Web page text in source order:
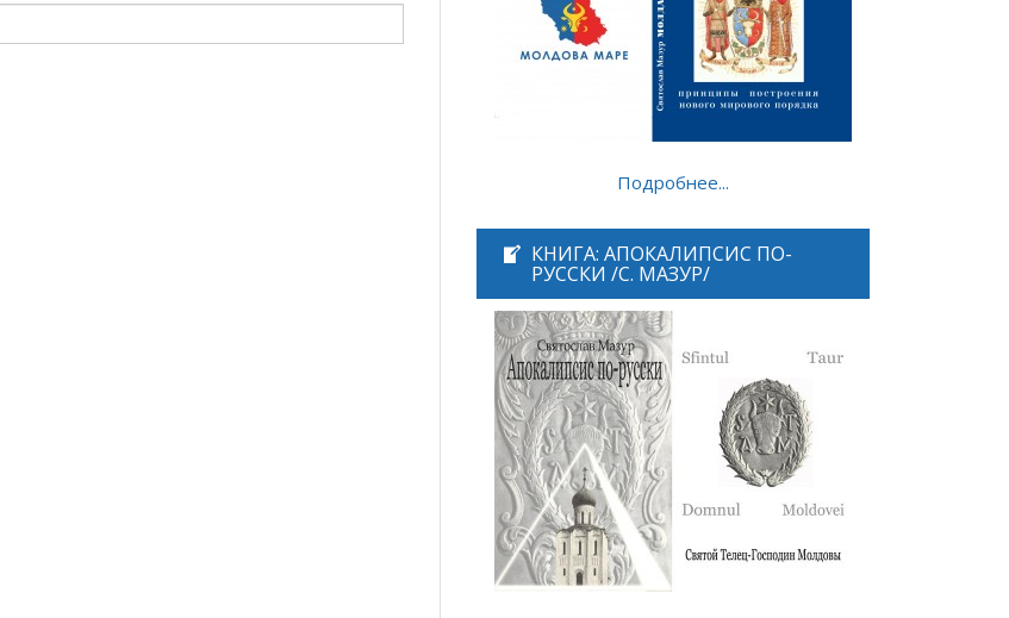
Подробнее...
КНИГА: АПОКАЛИПСИС ПО-
РУССКИ /С. МАЗУР/